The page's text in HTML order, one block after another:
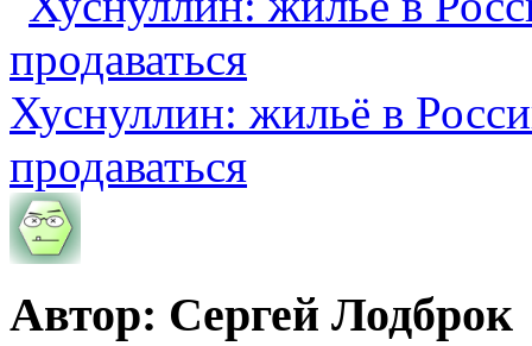
Хуснуллин: жильё в
продаваться
Автор: Сергей Лодброк